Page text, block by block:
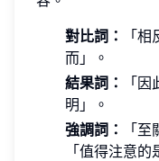
對比詞：
「
而」。
結果詞：
「
明」。
強調詞：
「
「值得注意的